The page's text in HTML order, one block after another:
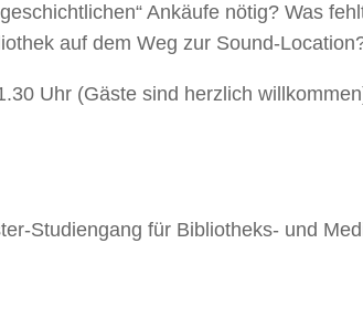
Ankäufe nötig? Was
auf dem Weg zur Sound-
Uhr (Gäste sind herzlich
Studiengang für Bibliotheks- und